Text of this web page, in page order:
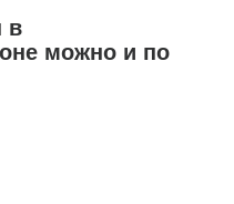
в
можно и по